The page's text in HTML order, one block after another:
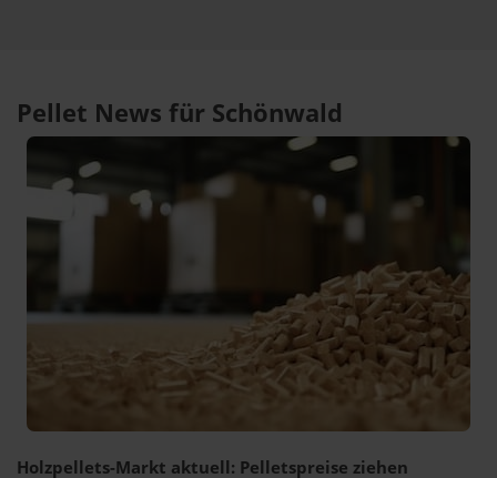
Pellet News für Schönwald
Holzpellets-Markt aktuell: Pelletspreise ziehen